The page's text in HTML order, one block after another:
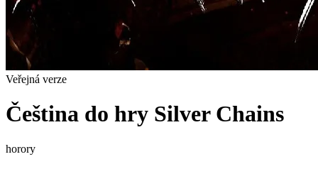
Veřejná verze
Čeština do hry Silver Chains
horory